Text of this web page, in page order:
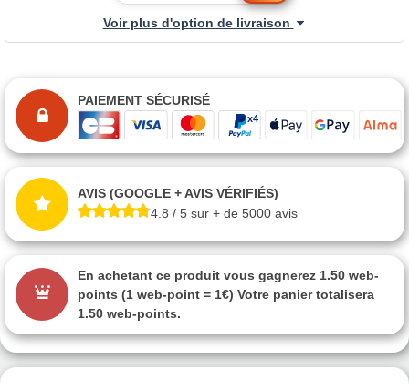
Voir plus d'option de livraison
PAIEMENT SÉCURISÉ
AVIS (GOOGLE + AVIS VÉRIFIÉS)
4.8 / 5 sur + de 5000 avis
En achetant ce produit vous gagnerez 1.50 web-
points (1 web-point = 1€) Votre panier totalisera
1.50 web-points.